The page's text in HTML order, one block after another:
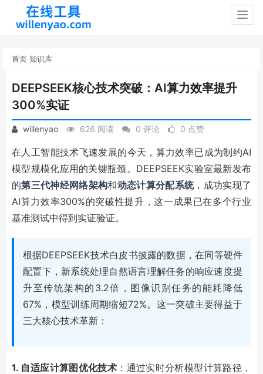
首页 知识库
DEEPSEEK核心技术突破：AI算力效率提升
300%实证
willenyao 626 阅读 0 评论 0 点赞
在人工智能技术飞速发展的今天，算力效率已成为制约AI
模型规模化应用的关键瓶颈。DEEPSEEK实验室最新发布
的第三代神经网络架构和动态计算分配系统，成功实现了
AI算力效率300%的突破性提升，这一成果已在多个行业
基准测试中得到实证验证。
根据DEEPSEEK技术白皮书披露的数据，在同等硬件
配置下，新系统处理自然语言理解任务的响应速度提
升至传统架构的3.2倍，图像识别任务的能耗降低
67%，模型训练周期缩短72%。这一突破主要得益于
三大核心技术革新：
1. 自适应计算图优化技术 ：通过实时分析模型计算路径，